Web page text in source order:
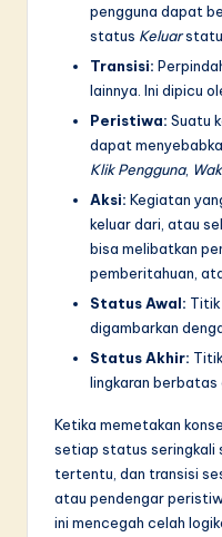
pengguna dapat
status Keluar
Transisi:
lainnya. Ini dipicu
Peristiwa: Suatu
dapat
Klik Pengguna,
Aksi: Kegiatan
keluar dari, atau
bisa melibatkan
pemberitahuan,
Status Awal:
digambarkan
Status Akhir:
lingkaran berbatas
Ketika memetakan
setiap status seringkali
tertentu, dan transisi
atau pendengar
ini mencegah celah